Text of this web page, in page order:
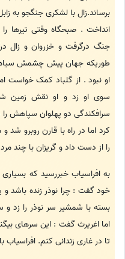
برساند.زال با لشکری جنگجو به
انداخت . صبحگاه وقتی تیرها
جنگ درگرفت و خزروان و زال
طوریکه جهان پیش چشمش
او نبود . از گلباد کمک خواست
سوی او زد و او نقش زمین
سرافکندگی دو پهلوان سپاهش
کرد اما در راه با قارن روبرو
را از دست داد و گریزان با چند
به افراسیاب خبررسید که
خود گفت : چرا نوذر زنده باشد
بسته با شمشیر سر نوذر را زد
اما اغریرث گفت : این سرهای
تا در غاری زندانی کنم. افراسیاب